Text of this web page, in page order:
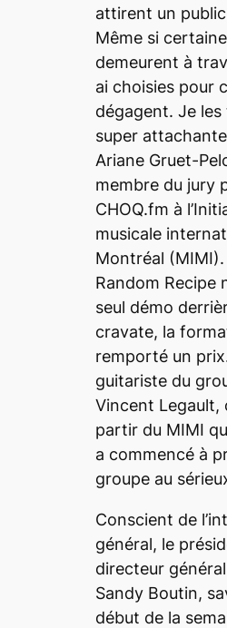
attirent un
Même si
demeurent à
ai choisies pour
dégagent. Je
super
Ariane Gruet-
membre du jury
CHOQ.fm à
musicale
Montréal (MIMI).
Random Recipe
seul démo
cravate, la
remporté un
guitariste du
Vincent Legault,
partir du MIMI
a commencé à
groupe au
Conscient de
général, le
directeur
Sandy Boutin,
début de la